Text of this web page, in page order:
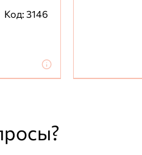
Максим Егоршин
Ответ службы заботы
будем держать качество.
заявку с Вашими
почту
Код: 3146